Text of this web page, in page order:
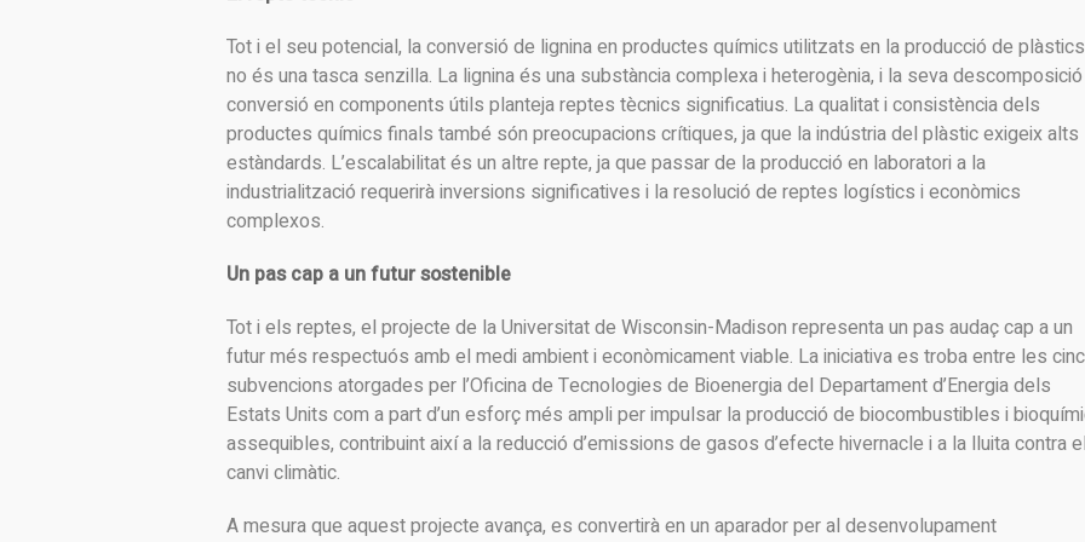
Tot i el seu potencial, la conversió de lignina en productes químics utilitzats en la producció de plàstics
no és una tasca senzilla. La lignina és una substància complexa i heterogènia, i la seva
conversió en components útils planteja reptes tècnics significatius. La qualitat i consistència dels
productes químics finals també són preocupacions crítiques, ja que la indústria del plàstic exigeix alts
estàndards. L’escalabilitat és un altre repte, ja que passar de la producció en laboratori a la
industrialització requerirà inversions significatives i la resolució de reptes logístics i econòmics
complexos.
Un pas cap a un futur sostenible
Tot i els reptes, el projecte de la Universitat de Wisconsin-Madison representa un pas audaç cap a un
futur més respectuós amb el medi ambient i econòmicament viable. La iniciativa es troba entre les cinc
subvencions atorgades per l’Oficina de Tecnologies de Bioenergia del Departament d’Energia dels
Estats Units com a part d’un esforç més ampli per impulsar la producció de biocombustibles i
assequibles, contribuint així a la reducció d’emissions de gasos d’efecte hivernacle i a la lluita contra el
canvi climàtic.
A mesura que aquest projecte avança, es convertirà en un aparador per al desenvolupament